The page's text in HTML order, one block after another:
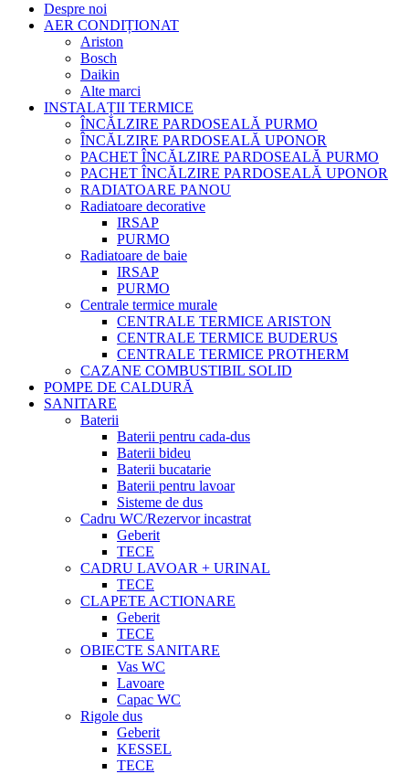
Despre noi
AER CONDIȚIONAT
Ariston
Bosch
Daikin
Alte marci
INSTALAȚII TERMICE
ÎNCĂLZIRE PARDOSEALĂ PURMO
ÎNCĂLZIRE PARDOSEALĂ UPONOR
PACHET ÎNCĂLZIRE PARDOSEALĂ PURMO
PACHET ÎNCĂLZIRE PARDOSEALĂ UPONOR
RADIATOARE PANOU
Radiatoare decorative
IRSAP
PURMO
Radiatoare de baie
IRSAP
PURMO
Centrale termice murale
CENTRALE TERMICE ARISTON
CENTRALE TERMICE BUDERUS
CENTRALE TERMICE PROTHERM
CAZANE COMBUSTIBIL SOLID
POMPE DE CALDURĂ
SANITARE
Baterii
Baterii pentru cada-dus
Baterii bideu
Baterii bucatarie
Baterii pentru lavoar
Sisteme de dus
Cadru WC/Rezervor incastrat
Geberit
TECE
CADRU LAVOAR + URINAL
TECE
CLAPETE ACTIONARE
Geberit
TECE
OBIECTE SANITARE
Vas WC
Lavoare
Capac WC
Rigole dus
Geberit
KESSEL
TECE